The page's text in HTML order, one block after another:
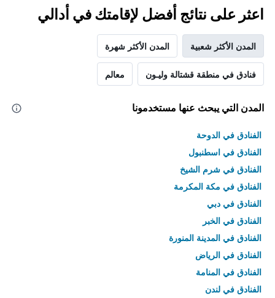
اعثر على نتائج أفضل لإقامتك في أدالي
المدن الأكثر شعبية المدن الأكثر شهرة
فنادق في منطقة قشتالة وليـون معالم
المدن التي يبحث عنها مستخدمونا
الفنادق في الدوحة
الفنادق في اسطنبول
الفنادق في شرم الشيخ
الفنادق في مكة المكرمة
الفنادق في دبي
الفنادق في الخبر
الفنادق في المدينة المنورة
الفنادق في الرياض
الفنادق في المنامة
الفنادق في لندن